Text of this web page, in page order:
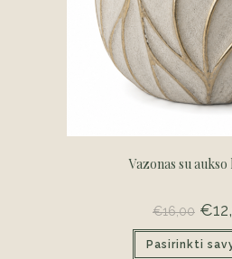
Vazonas su aukso
€16,00
price
was:
€
Pasirinkti